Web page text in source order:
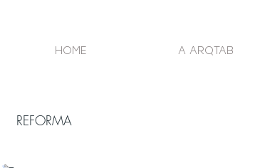
HOME A ARQTAB
REFORMA